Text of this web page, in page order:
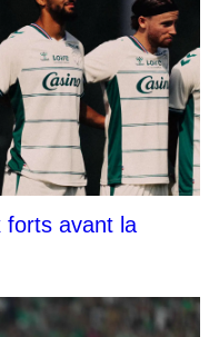
forts avant la